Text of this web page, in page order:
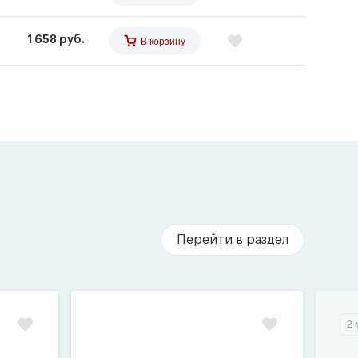
1 658 руб. В корзину
Перейти в раздел
2